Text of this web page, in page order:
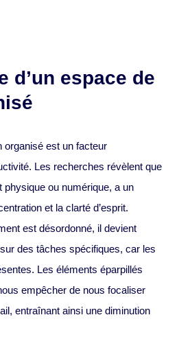
d’un espace de
organisé est un facteur
Les recherches révèlent que
physique ou numérique, a un
et la clarté d’esprit.
est désordonné, il devient
des tâches spécifiques, car les
Les éléments éparpillés
empêcher de nous focaliser
entraînant ainsi une diminution